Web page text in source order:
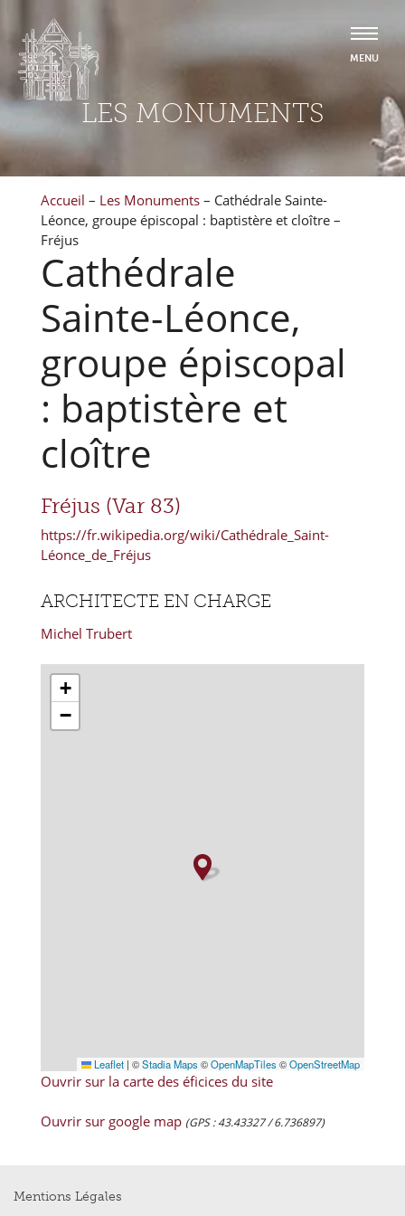
LES MONUMENTS
Accueil – Les Monuments – Cathédrale Sainte-
Léonce, groupe épiscopal : baptistère et cloître –
Fréjus
Cathédrale
Sainte-Léonce,
groupe épiscopal
: baptistère et
cloître
Fréjus (Var 83)
https://fr.wikipedia.org/wiki/Cathédrale_Saint-
Léonce_de_Fréjus
ARCHITECTE EN CHARGE
Michel Trubert
+
−
Leaflet | ©Stadia Maps ©OpenMapTiles ©OpenStreetMap
Ouvrir sur la carte des éficices du site
Ouvrir sur google map (GPS : 43.43327 / 6.736897)
Mentions Légales